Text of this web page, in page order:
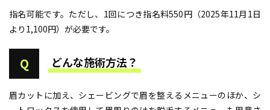
指名可能です。ただし、1回につき指名料550円（2025年11月1日
より1,100円）が必要です。
Q どんな施術方法？
眉カットに加え、シェービングで眉を整えるメニューのほか、シ